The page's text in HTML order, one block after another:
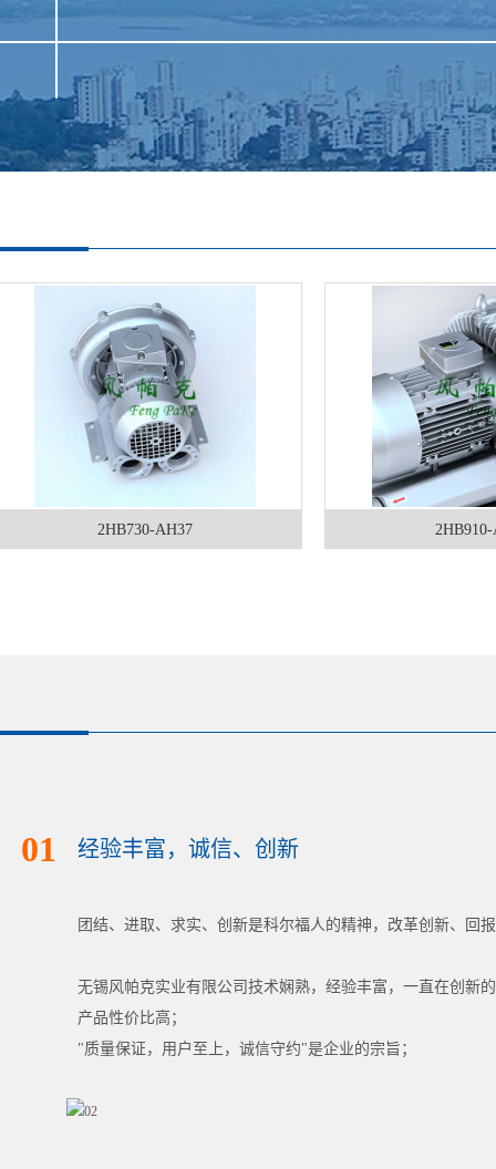
2HB730-AH37 2HB910-AH27
01 经验丰富，诚信、创新
团结、进取、求实、创新是科尔福人的精神，改革创新、回
无锡风帕克实业有限公司技术娴熟，经验丰富，一直在创新
产品性价比高；
"质量保证，用户至上，诚信守约"是企业的宗旨；